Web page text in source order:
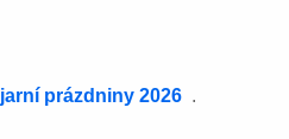
jarní prázdniny 2026 .